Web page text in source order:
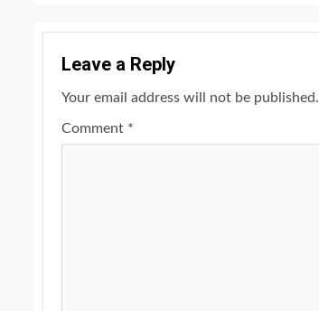
Leave a Reply
Your email address will not be published.
Comment *